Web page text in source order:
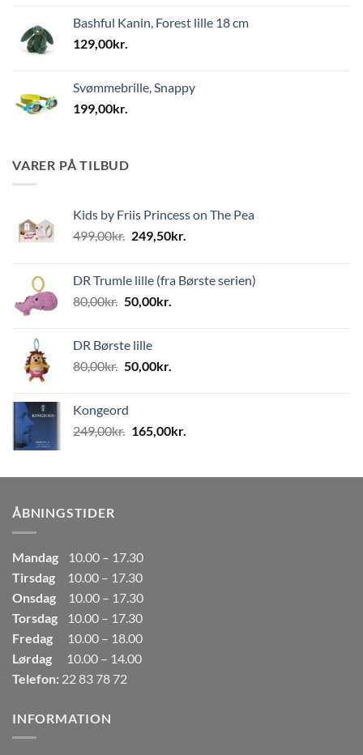
Bashful Kanin, Forest lille 18 cm
129,00kr.
Svømmebrille, Snappy
199,00kr.
VARER PÅ TILBUD
Kids by Friis Princess on The Pea
499,00kr. Den
var:
499,00kr..
249,50kr.
er:
DR Trumle lille (fra Børste serien)
80,00kr. Den
var:
80,00kr..
50,00kr.
50,00kr..
DR Børste lille
80,00kr. Den
var:
80,00kr..
50,00kr.
50,00kr..
Kongeord
249,00kr. Den
var:
165,00kr.
er:
ÅBNINGSTIDER
Mandag
10.00 – 17.30
Tirsdag
10.00 – 17.30
Onsdag
10.00 – 17.30
Torsdag
10.00 – 17.30
Fredag
10.00 – 18.00
Lørdag
10.00 – 14.00
Telefon: 22 83 78 72
INFORMATION